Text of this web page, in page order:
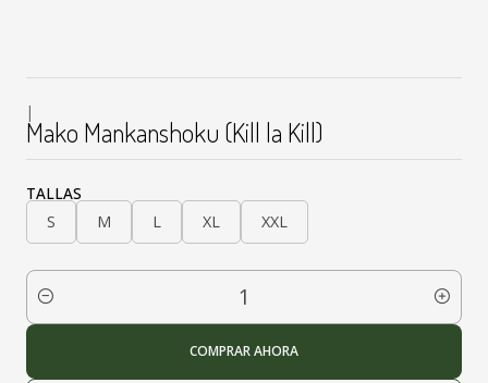
|
Mako Mankanshoku (Kill la Kill)
TALLAS
S
M L XL XXL
Cantidad
COMPRAR AHORA